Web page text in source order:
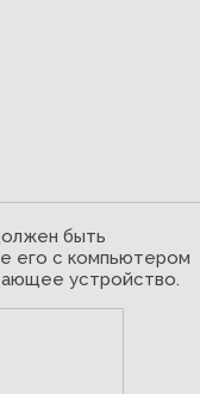
быть
его с компьютером
устройство.